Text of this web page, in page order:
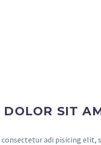
SIT
adi pisicing elit,